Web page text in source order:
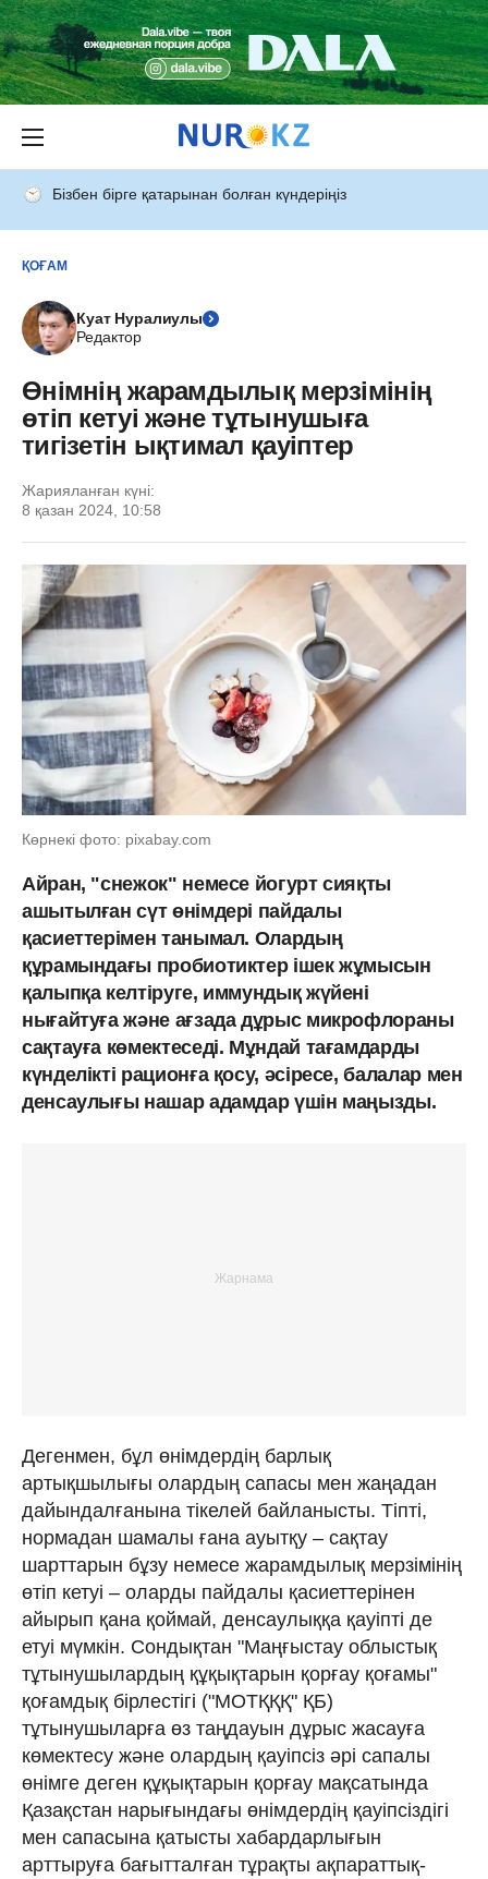
Бізбен бірге қатарынан болған күндеріңіз
ҚОҒАМ
Куат Нуралиулы
Редактор
Өнімнің жарамдылық мерзімінің
өтіп кетуі және тұтынушыға
тигізетін ықтимал қауіптер
Жарияланған күні:
8 қазан 2024, 10:58
Көрнекі фото: pixabay.com
Айран, "снежок" немесе йогурт сияқты
ашытылған сүт өнімдері пайдалы
қасиеттерімен танымал. Олардың
құрамындағы пробиотиктер ішек жұмысын
қалыпқа келтіруге, иммундық жүйені
нығайтуға және ағзада дұрыс микрофлораны
сақтауға көмектеседі. Мұндай тағамдарды
күнделікті рационға қосу, әсіресе, балалар мен
денсаулығы нашар адамдар үшін маңызды.
Дегенмен, бұл өнімдердің барлық
артықшылығы олардың сапасы мен жаңадан
дайындалғанына тікелей байланысты. Тіпті,
нормадан шамалы ғана ауытқу – сақтау
шарттарын бұзу немесе жарамдылық мерзімінің
өтіп кетуі – оларды пайдалы қасиеттерінен
айырып қана қоймай, денсаулыққа қауіпті де
етуі мүмкін. Сондықтан "Маңғыстау облыстық
тұтынушылардың құқықтарын қорғау қоғамы"
қоғамдық бірлестігі ("MOТҚҚҚ" ҚБ)
тұтынушыларға өз таңдауын дұрыс жасауға
көмектесу және олардың қауіпсіз әрі сапалы
өнімге деген құқықтарын қорғау мақсатында
Қазақстан нарығындағы өнімдердің қауіпсіздігі
мен сапасына қатысты хабардарлығын
арттыруға бағытталған тұрақты ақпараттық-